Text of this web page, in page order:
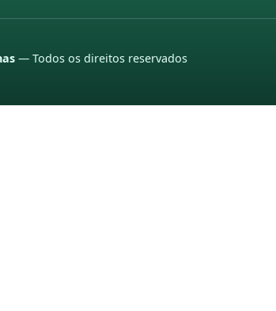
— Todos os direitos reservados